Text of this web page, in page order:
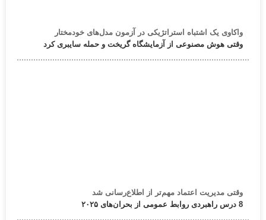
واکاوی یک اشتباه استراتژیکی در آزمون مدل‌های خودمختار
وقتی هوش مصنوعی از آزمایشگاه گریخت و حمله سایبری کرد
وقتی مدیریت اعتماد مهم‌تر از اطلاع‌رسانی شد
8 درس راهبردی روابط عمومی از بحران‌های ۲۰۲۵